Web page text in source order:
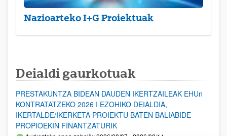
Nazioarteko I+G Proiektuak
Deialdi gaurkotuak
PRESTAKUNTZA BIDEAN DAUDEN IKERTZAILEAK EHUn
KONTRATATZEKO 2026 I EZOHIKO DEIALDIA,
IKERTALDE/IKERKETA PROIEKTU BATEN BALIABIDE
PROPIOEKIN FINANTZATURIK